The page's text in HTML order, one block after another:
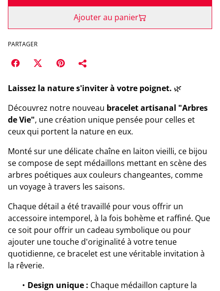
Ajouter au panier
PARTAGER
Laissez la nature s'inviter à votre poignet. 🌿
Découvrez notre nouveau bracelet artisanal "Arbres
de Vie", une création unique pensée pour celles et
ceux qui portent la nature en eux.
Monté sur une délicate chaîne en laiton vieilli, ce bijou
se compose de sept médaillons mettant en scène des
arbres poétiques aux couleurs changeantes, comme
un voyage à travers les saisons.
Chaque détail a été travaillé pour vous offrir un
accessoire intemporel, à la fois bohème et raffiné. Que
ce soit pour offrir un cadeau symbolique ou pour
ajouter une touche d'originalité à votre tenue
quotidienne, ce bracelet est une véritable invitation à
la rêverie.
Design unique : Chaque médaillon capture la